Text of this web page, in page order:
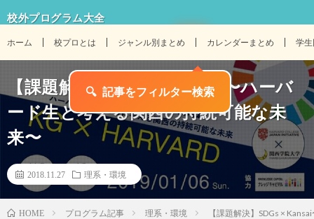
校外プログラム大全
ホーム 校プロとは ジャンル別まとめ カレンダーまとめ 学
【課題解決】SDGs × Kansai〜ハーバ
ード生と考える関西の持続可能な未
来〜
2018.11.27 理系・環境
HOME プログラム記事 理系・環境 【課題解決】SDGs ×
🔍 記事をフィルター検索